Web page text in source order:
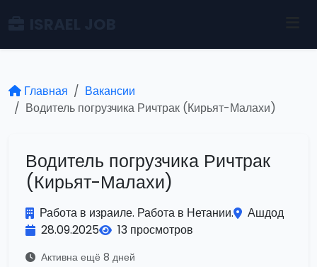
Главная
Вакансии
Водитель погрузчика Ричтрак (Кирьят-Малахи)
Водитель погрузчика Ричтрак
(Кирьят-Малахи)
Работа в израиле. Работа в Нетании.
Ашдод
28.09.2025
13 просмотров
Активна ещё 8 дней